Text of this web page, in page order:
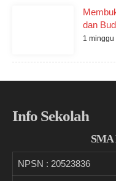
dan
1
Info Sekolah
SMA
NPSN : 20523836